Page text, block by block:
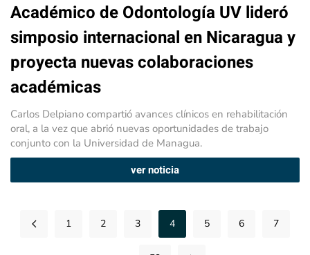
Académico de Odontología UV lideró
simposio internacional en Nicaragua y
proyecta nuevas colaboraciones
académicas
Carlos Delpiano compartió avances clínicos en rehabilitación
oral, a la vez que abrió nuevas oportunidades de trabajo
conjunto con la Universidad de Managua.
ver noticia
1 2 3 4 5 6 7